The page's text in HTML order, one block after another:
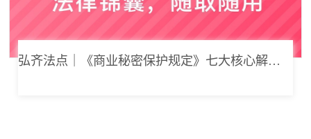
弘齐法点｜《商业秘密保护规定》七大核心解读，浅谈企业商业秘密合规管理新思路